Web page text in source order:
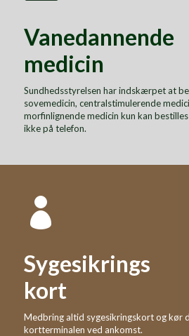
Vanedannende
medicin
Sundhedsstyrelsen har indskærpet at
sovemedicin, centralstimulerende
morfinlignende medicin kun kan
ikke på telefon.

Sygesikrings
kort
Medbring altid sygesikringskort og kør
kortterminalen ved ankomst.